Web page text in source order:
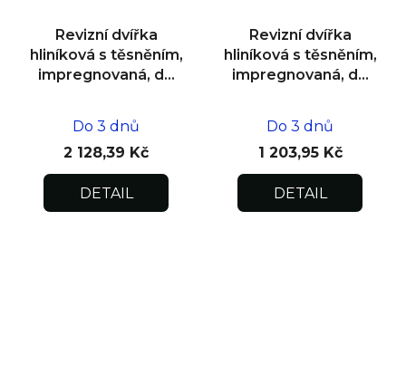
Revizní dvířka
hliníková s těsněním,
impregnovaná, do
Do 3 dnů
2 128,39 Kč
DETAIL
Revizní dvířka
hliníková s těsněním,
impregnovaná, do
Do 3 dnů
1 203,95 Kč
DETAIL